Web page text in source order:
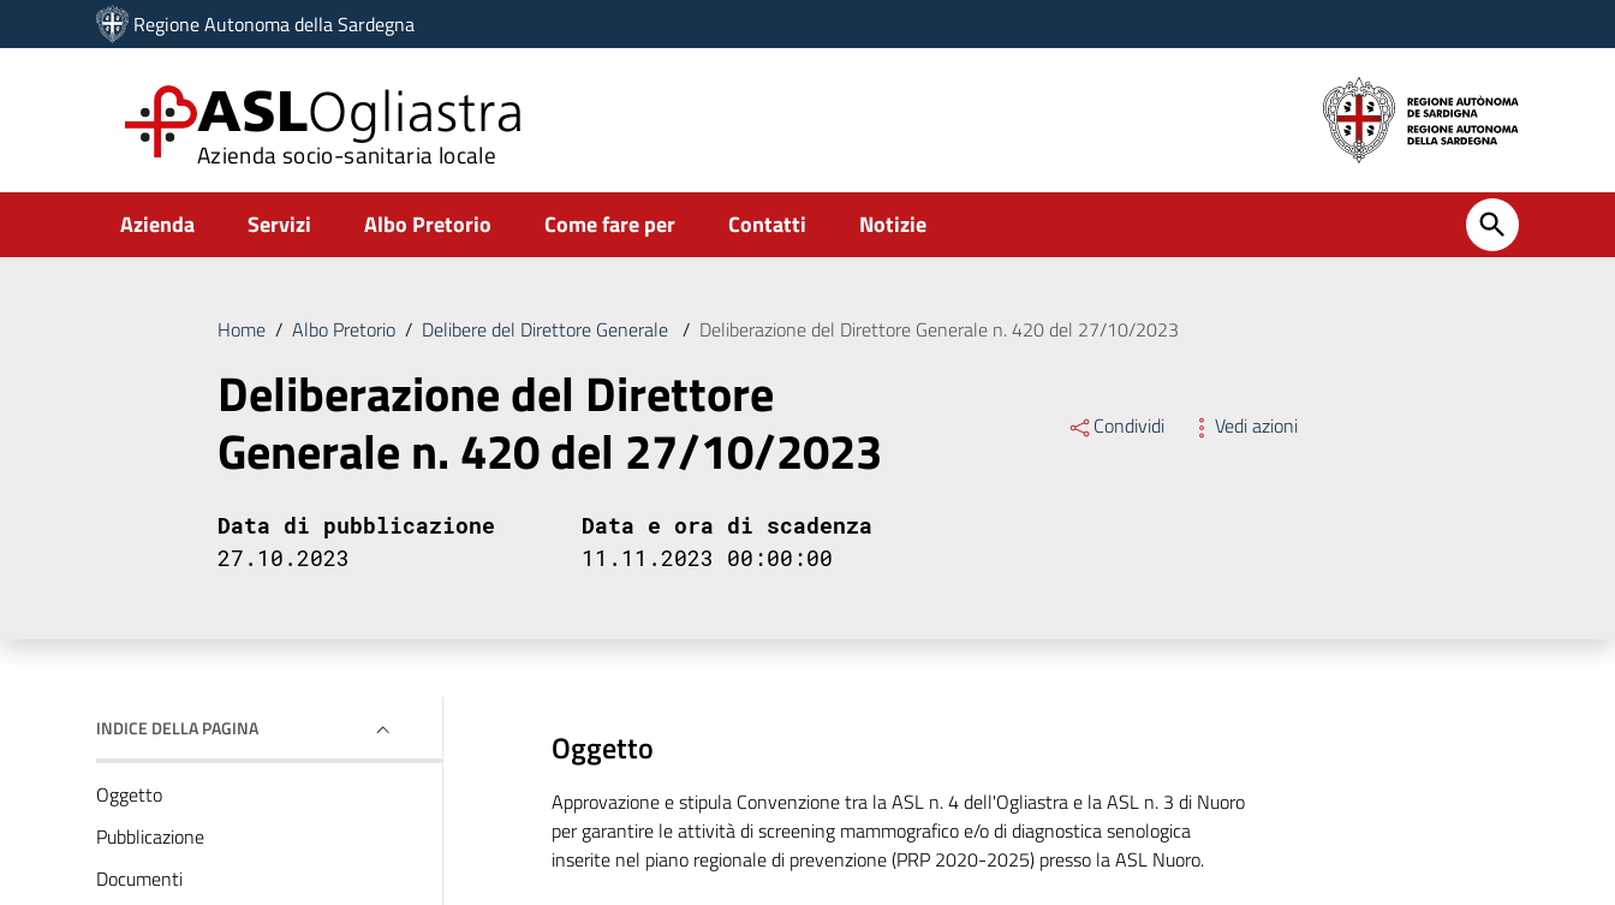
Vai ai contenuti
Vai al menu di navigazione
Regione Autonoma della Sardegna
ASLOgliastra
Azienda socio-sanitaria locale
Submenu
Azienda Servizi Albo Pretorio Come fare per Contatti Notizie
Home / Albo Pretorio / Delibere del Direttore Generale / Deliberazione del Direttore Generale n. 420 del 27/10/2023
Deliberazione del Direttore
Generale n. 420 del 27/10/2023 Condividi Vedi azioni
Data di pubblicazione
27.10.2023
Data e ora di scadenza
11.11.2023 00:00:00
INDICE DELLA PAGINA
Oggetto
Pubblicazione
Documenti
Oggetto
Approvazione e stipula Convenzione tra la ASL n. 4 dell'Ogliastra e la ASL n. 3 di Nuoro
per garantire le attività di screening mammografico e/o di diagnostica senologica
inserite nel piano regionale di prevenzione (PRP 2020-2025) presso la ASL Nuoro.